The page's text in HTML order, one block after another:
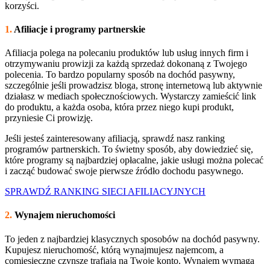
korzyści.
1. Afiliacje i programy partnerskie
Afiliacja polega na polecaniu produktów lub usług innych firm i
otrzymywaniu prowizji za każdą sprzedaż dokonaną z Twojego
polecenia. To bardzo popularny sposób na dochód pasywny,
szczególnie jeśli prowadzisz bloga, stronę internetową lub aktywnie
działasz w mediach społecznościowych. Wystarczy zamieścić link
do produktu, a każda osoba, która przez niego kupi produkt,
przyniesie Ci prowizję.
Jeśli jesteś zainteresowany afiliacją, sprawdź nasz ranking
programów partnerskich. To świetny sposób, aby dowiedzieć się,
które programy są najbardziej opłacalne, jakie usługi można polecać
i zacząć budować swoje pierwsze źródło dochodu pasywnego.
SPRAWDŹ RANKING SIECI AFILIACYJNYCH
2. Wynajem nieruchomości
To jeden z najbardziej klasycznych sposobów na dochód pasywny.
Kupujesz nieruchomość, którą wynajmujesz najemcom, a
comiesięczne czynsze trafiają na Twoje konto. Wynajem wymaga